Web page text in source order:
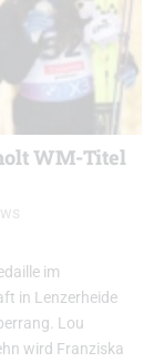
WM-Titel
im
in Lenzerheide
Lou
wird Franziska